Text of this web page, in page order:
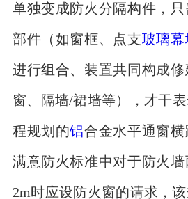
单独变成防火分隔构件，
部件（如窗框、点支玻璃幕
进行组合、装置共同构成修
窗、隔墙/裙墙等），才干
程规划的铝合金水平通窗
满意防火标准中对于防火
2m时应设防火窗的请求，